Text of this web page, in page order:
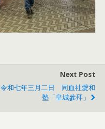
Next Post
令和七年三月二日 同血社愛和
塾「皇城參拜」